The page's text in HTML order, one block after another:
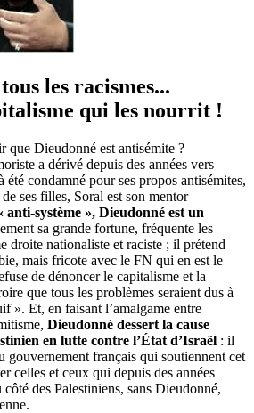
les racismes...
qui les nourrit !
que Dieudonné est antisémite ?
a dérivé depuis des années vers
été condamné pour ses propos antisémites,
ses filles, Soral est son mentor
anti-système », Dieudonné est un
sa grande fortune, fréquente les
droite nationaliste et raciste ; il prétend
mais fricote avec le FN qui en est le
de dénoncer le capitalisme et la
que tous les problèmes seraient dus à
». Et, en faisant l’amalgame entre
Dieudonné dessert la cause
en lutte contre l’État d’Israël : il
gouvernement français qui soutiennent cet
celles et ceux qui depuis des années
des Palestiniens, sans Dieudonné,